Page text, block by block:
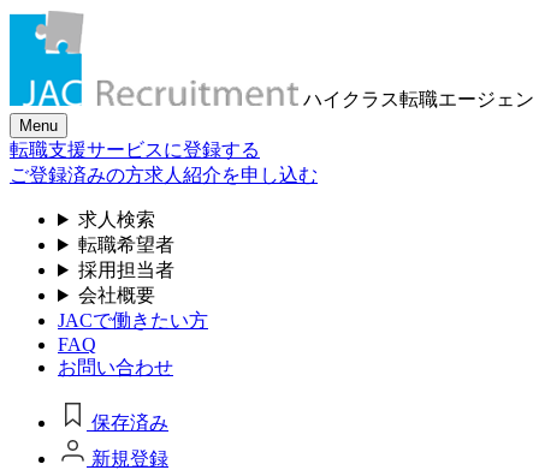
ハイクラス転職エージェン
Menu
転職支援サービスに登録する
ご登録済みの方求人紹介を申し込む
求人検索
転職希望者
採用担当者
会社概要
JACで働きたい方
FAQ
お問い合わせ
保存済み
新規登録